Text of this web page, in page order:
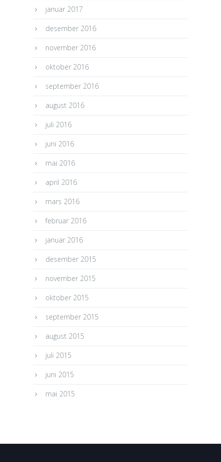
januar 2017
desember 2016
november 2016
oktober 2016
september 2016
august 2016
juli 2016
juni 2016
mai 2016
april 2016
mars 2016
februar 2016
januar 2016
desember 2015
november 2015
oktober 2015
september 2015
august 2015
juli 2015
juni 2015
mai 2015